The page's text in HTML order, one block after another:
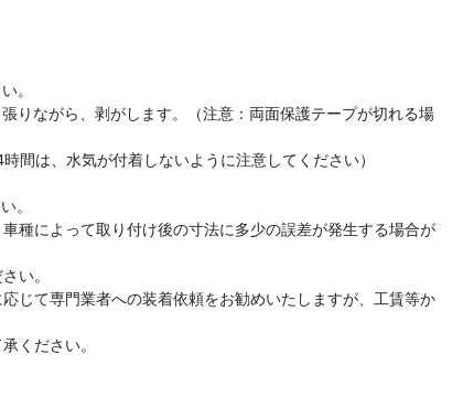
。
りながら、剥がします。（注意：両面保護テープが切れる場
間は、水気が付着しないように注意してください）
。
種によって取り付け後の寸法に多少の誤差が発生する場合が
い。
じて専門業者への装着依頼をお勧めいたしますが、工賃等か
ください。